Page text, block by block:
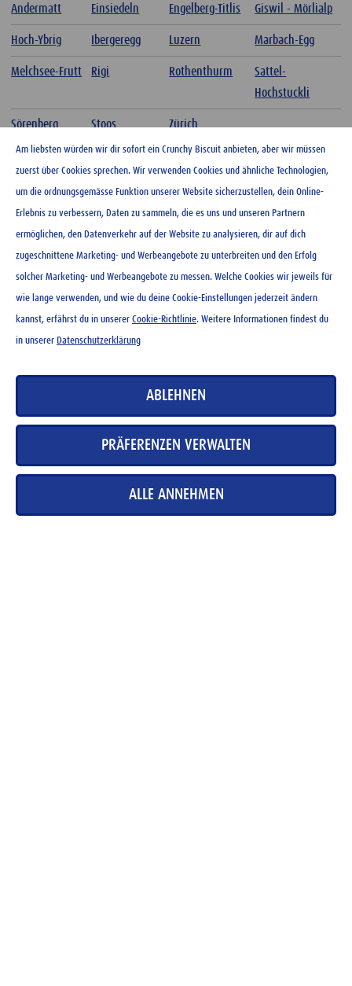
Andermatt Einsiedeln Engelberg-Titlis Giswil - Mörlialp
Hoch-Ybrig Ibergeregg Luzern Marbach-Egg
Melchsee-Frutt Rigi Rothenthurm
Sattel-
Hochstuckli
Sörenberg Stoos Zürich
Unser Partner
Ovomaltine unterstützt die Schweizer Skischulen bei der Förderung
des Skisports. Der Ovo Track wird als Parcours in den oben
erwähnten Skischulen angeboten. In diesen Skischulen erhälst du
ebenfalls feine Ovo Energie.
Am liebsten würden wir dir sofort ein Crunchy Biscuit anbieten, aber wir müssen
zuerst über Cookies sprechen. Wir verwenden Cookies und ähnliche Technologien,
um die ordnungsgemässe Funktion unserer Website sicherzustellen, dein Online-
Erlebnis zu verbessern, Daten zu sammeln, die es uns und unseren Partnern
ermöglichen, den Datenverkehr auf der Website zu analysieren, dir auf dich
zugeschnittene Marketing- und Werbeangebote zu unterbreiten und den Erfolg
solcher Marketing- und Werbeangebote zu messen. Welche Cookies wir jeweils für
wie lange verwenden, und wie du deine Cookie-Einstellungen jederzeit ändern
kannst, erfährst du in unserer Cookie-Richtlinie. Weitere Informationen findest du
in unserer Datenschutzerklärung
ABLEHNEN
PRÄFERENZEN VERWALTEN
ALLE ANNEHMEN